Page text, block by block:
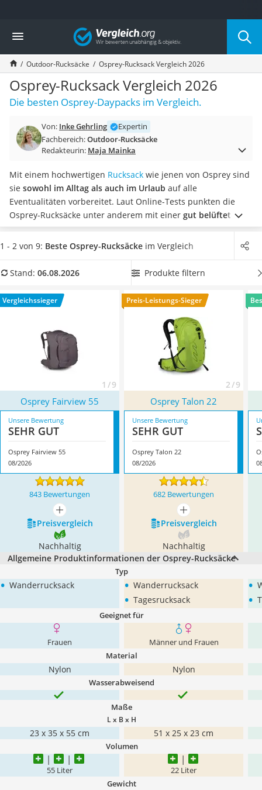
Die beliebtesten Vergleiche nach Kategorie
Freizeit & Sport
Gartentrampolin
Trampolin
Metalldetektor
Eufab-Fahrradträger
Trampolin 366 cm
Aluminium-Koffer
Futterboot
E-Bike-Dreirad
Trekkingschuhe Herren
Reisetasche mit Rollen
Klimmzugstation
Koffer
Nachtsichtgerät
Handgepäck-Koffer
Wanderschuhe Herren
Sicherheitsweste Reiten
Vergleich
Outdoor-Rucksäcke Osprey-Rucksack Vergleich 2026
Osprey-Rucksack Vergleich 2026
Die besten Osprey-Daypacks im Vergleich.
Von: Inke Gehrling
Expertin
Fachbereich:Outdoor-Rucksäcke
Redakteurin: Maja Mainka
Mit einem hochwertigen Rucksack wie jenen von Osprey sind
sie sowohl im Alltag als auch im Urlaub auf alle
Eventualitäten vorbereitet. Laut Online-Tests punkten die
Osprey-Rucksäcke unter anderem mit einer gut belüfteten
Rückenpartie. So kommen Sie auch während anstrengender
Wanderungen nicht allzu schnell ins Schwitzen.
die eine gute Organisation der Ausrüstung erlauben. Somit
Vergleichstabelle haben wir unterschiedliche Modelle für Sie
vorbereitet. Überzeugt hat uns hier im August 2026
Osprey Fairview 55* mit seinen
Eigenschaften.
1 - 2 von 9: Beste Osprey-Rucksäcke im Vergleich
Stand: 06.08.2026 Produkte filtern
Vergleichssieger
1 / 9
Preis-Leistungs-Sieger
2 / 9
Osprey Fairview 55 Osprey Talon 22
Unsere Bewertung
SEHR GUT
Osprey Fairview 55
08/2026
Unsere Bewertung
SEHR GUT
Osprey Talon 22
08/2026
843 Bewertungen 682 Bewertungen
mehr anzeigen
mehr anzeigen
Preis­vergleich
Preis­vergleich
Nachhaltig
Nachhaltig
Allgemeine Produktinformationen der Osprey-Rucksäcke
Typ
• Wanderrucksack • Wanderrucksack
• Tagesrucksack
•
•
Geeignet für
Frauen Männer und Frauen
Material
Nylon Nylon
Wasserabweisend
Maße
L x B x H
23 x 35 x 55 cm 51 x 25 x 23 cm
Volumen
55 Liter 22 Liter
Gewicht